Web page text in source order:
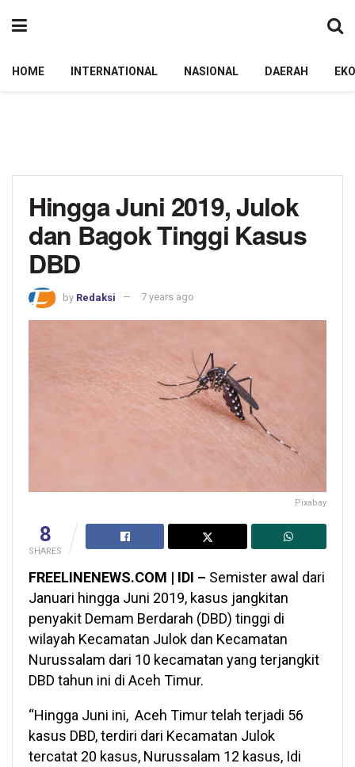
HOME INTERNATIONAL NASIONAL DAERAH
Hingga Juni 2019, Julok
dan Bagok Tinggi Kasus
DBD
by Redaksi 7 years ago
Pixabay
8
SHARES
FREELINENEWS.COM | IDI – Semister awal dari
Januari hingga Juni 2019, kasus jangkitan
penyakit Demam Berdarah (DBD) tinggi di
wilayah Kecamatan Julok dan Kecamatan
Nurussalam dari 10 kecamatan yang terjangkit
DBD tahun ini di Aceh Timur.
“Hingga Juni ini, Aceh Timur telah terjadi 56
kasus DBD, terdiri dari Kecamatan Julok
tercatat 20 kasus, Nurussalam 12 kasus, Idi